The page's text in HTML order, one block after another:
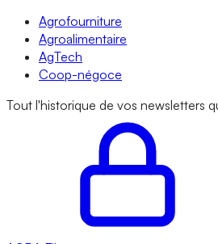
Agrofourniture
Agroalimentaire
AgTech
Coop-négoce
Tout l'historique de vos newsletters